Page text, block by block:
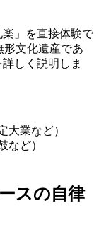
」を直接体験で
形文化遺産であ
しく説明しま
大業など）
など）
スの自律